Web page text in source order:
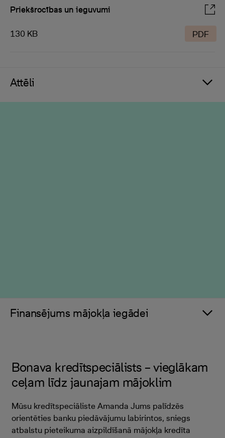
Priekšrocības un ieguvumi
130 KB PDF
Attēli
Finansējums mājokļa iegādei
Bonava kredītspeciālists – vieglākam
ceļam līdz jaunajam mājoklim
Mūsu kredītspeciāliste Amanda Jums palīdzēs
orientēties banku piedāvājumu labirintos, sniegs
atbalstu pieteikuma aizpildīšanā mājokļa kredīta